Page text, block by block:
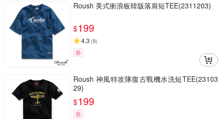
Roush 美式衝浪板韓版落肩短TEE(2311203)
$199
4.3 (9)
券
Roush 神風特攻隊復古戰機水洗短TEE(23103
29)
$199
券